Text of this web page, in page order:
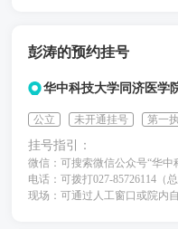
彭涛的预约挂号
华中科技大学同济医学
公立 未开通挂号 第一
挂号指引：
微信：可搜索微信公众号“华中
电话：可拨打027-85726114（总
现场：可通过人工窗口或院内